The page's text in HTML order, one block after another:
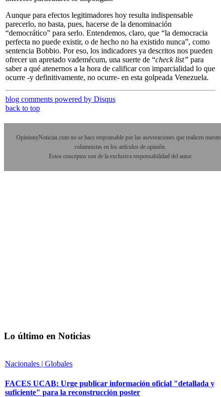
Aunque para efectos legitimadores hoy resulta indispensable
parecerlo, no basta, pues, hacerse de la denominación
“democrático” para serlo. Entendemos, claro, que “la democracia
perfecta no puede existir, o de hecho no ha existido nunca”, como
sentencia Bobbio. Por eso, los indicadores ya descritos nos pueden
ofrecer un apretado vademécum, una suerte de “check list” para
saber a qué atenernos a la hora de calificar con imparcialidad lo que
ocurre -y definitivamente, no ocurre- en esta golpeada Venezuela.
blog comments powered by Disqus
back to top
OpinionyNoticias.com no se hace responsable por las aseveraciones que realicen
columnistas en los artículos de opinión.
Estos conceptos son de la exclusiva responsabilidad del autor.
Lo último en Noticias
Nacionales | Globales
FACES UCAB: Urge publicar información oficial "detallada y
suficiente" para la reconstrucción poster